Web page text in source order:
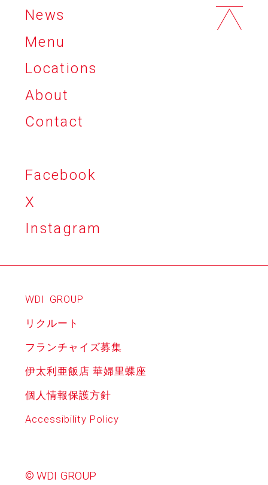
News
Menu
Locations
About
Contact
Facebook
X
Instagram
© WDI GROUP
WDI GROUP
リクルート
フランチャイズ募集
伊太利亜飯店 華婦里蝶座
個人情報保護方針
Accessibility Policy